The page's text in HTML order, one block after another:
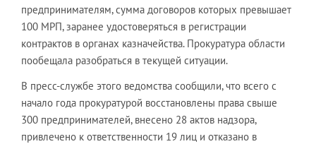
предпринимателям, сумма договоров которых превышает
100 МРП, заранее удостоверяться в регистрации
контрактов в органах казначейства. Прокуратура области
пообещала разобраться в текущей ситуации.
В пресс-службе этого ведомства сообщили, что всего с
начало года прокуратурой восстановлены права свыше
300 предпринимателей, внесено 28 актов надзора,
привлечено к ответственности 19 лиц и отказано в